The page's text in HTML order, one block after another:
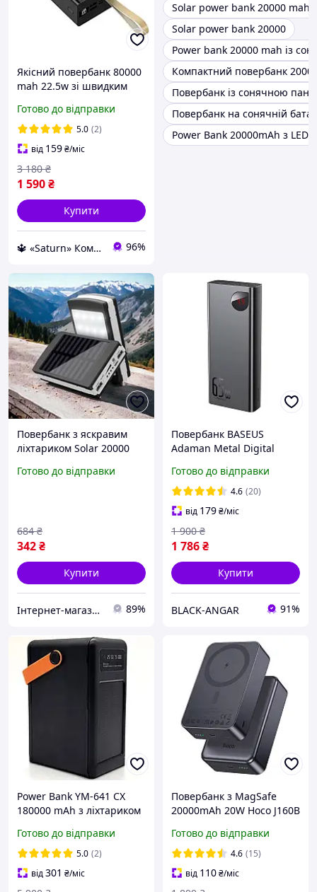
Якісний повербанк 80000
mah 22.5w зі швидким
ліхтариком Awei
powerbank з дисплеєм
Готово до відправки
5.0 (2)
від 159₴/міс
1 590₴
3 180 ₴
Купити
🔱 «Saturn» Компетентність! Якість товару! Швидка відправка! ✅ 96%
Solar power bank 20000 mah
Solar power bank 20000
Power bank 20000 mah із
Компактний повербанк
Повербанк із сонячною
Повербанк на сонячній
Power Bank 20000mAh з LED
Повербанк з яскравим
ліхтариком Solar 20000
павербанк, Переносний
Готово до відправки
342₴
684 ₴
Купити
Інтернет-магазин 1001 Дрібниця 89%
Повербанк BASEUS
Adaman Metal Digital
20000mAh (2USB / 1Type-
C, 6A, 65W). Black
Готово до відправки
4.6 (20)
від 179₴/міс
1 786₴
1 900 ₴
Купити
BLACK-ANGAR 91%
Power Bank YM-641 CX
180000 mAh з ліхтариком
сонячній батареї з
дисплеєм
Готово до відправки
5.0 (2)
від301 ₴/міс
Повербанк з MagSafe
20000mAh 20W Hoco J160B
бездротова зарядка сірий
Готово до відправки
4.6 (15)
від 110₴/міс